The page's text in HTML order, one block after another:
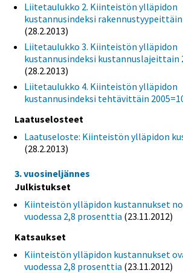
Liitetaulukko 2. Kiinteistön ylläpidon
kustannusindeksi rakennustyypeittäin
(28.2.2013)
Liitetaulukko 3. Kiinteistön ylläpidon
kustannusindeksi kustannuslajeittain
(28.2.2013)
Liitetaulukko 4. Kiinteistön ylläpidon
kustannusindeksi tehtävittäin
Laatuselosteet
Laatuseloste: Kiinteistön ylläpidon
(28.2.2013)
3. vuosineljännes
Julkistukset
Kiinteistön ylläpidon kustannukset
vuodessa 2,8 prosenttia (23.11.2012)
Katsaukset
Kiinteistön ylläpidon kustannukset
vuodessa 2,8 prosenttia (23.11.2012)